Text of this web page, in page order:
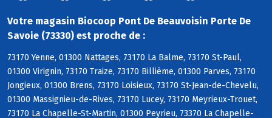
Votre magasin Biocoop Pont De Beauvoisin Porte De
Savoie (73330) est proche de :
73170 Yenne, 01300 Nattages, 73170 La Balme, 73170 St-Paul,
01300 Virignin, 73170 Traize, 73170 Billième, 01300 Parves, 73170
Jongieux, 01300 Brens, 73170 Loisieux, 73170 St-Jean-de-Chevelu,
01300 Massignieu-de-Rives, 73170 Lucey, 73170 Meyrieux-Trouet,
73170 La Chapelle-St-Martin, 01300 Peyrieu, 73370 La Chapelle-